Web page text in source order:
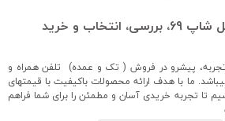
فروشگاه اینترنتی موبایل شاپ 69، بررسی، انتخاب و خرید
دهه تجربه، پیشرو در فروش ( تک و عمده) تلفن همراه و
ما با هدف ارائه محصولات باکیفیت با قیمتهای
تا تجربه خریدی آسان و مطمئن را برای شما فراهم